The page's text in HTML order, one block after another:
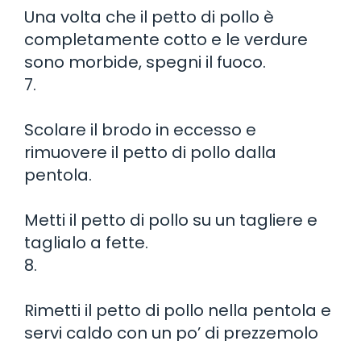
Una volta che il petto di pollo è
completamente cotto e le verdure
sono morbide, spegni il fuoco.
7.
Scolare il brodo in eccesso e
rimuovere il petto di pollo dalla
pentola.
Metti il petto di pollo su un tagliere e
taglialo a fette.
8.
Rimetti il petto di pollo nella pentola e
servi caldo con un po’ di prezzemolo